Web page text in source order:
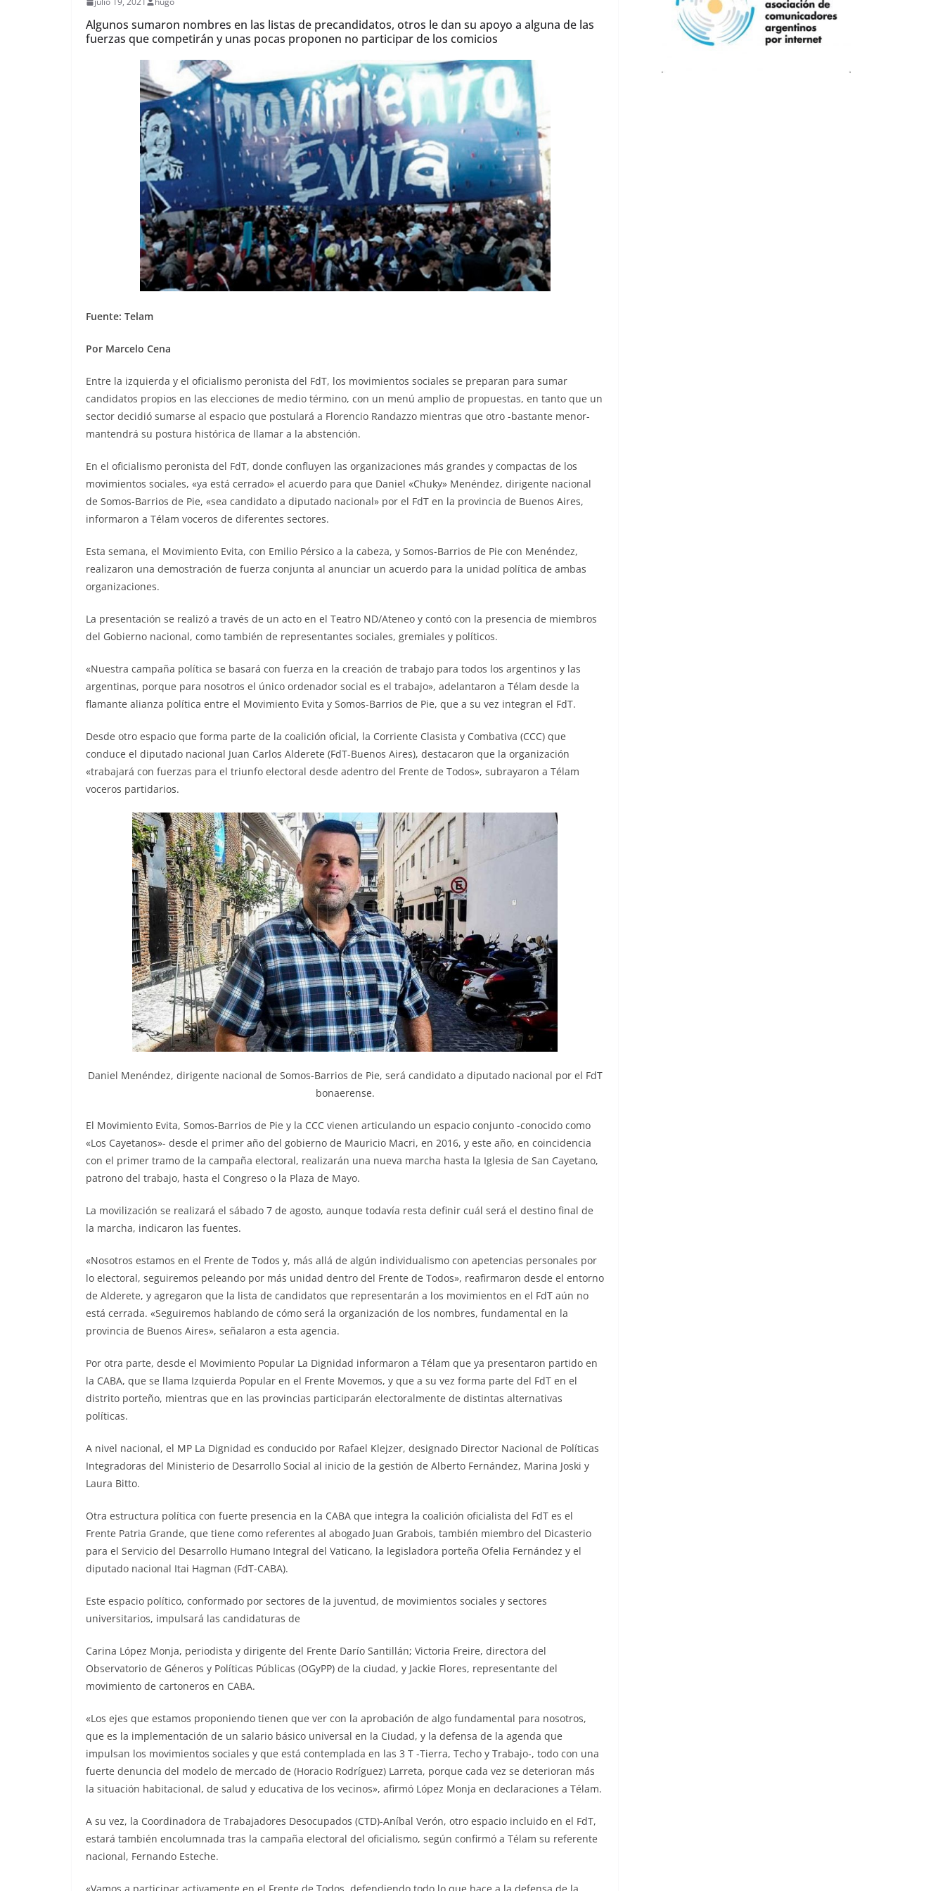
Algunos sumaron nombres en las listas de precandidatos, otros le dan su apoyo a alguna de las
fuerzas que competirán y unas pocas proponen no participar de los comicios
Fuente: Telam
Por Marcelo Cena
Entre la izquierda y el oficialismo peronista del FdT, los movimientos sociales se preparan para sumar
candidatos propios en las elecciones de medio término, con un menú amplio de propuestas, en tanto que un
sector decidió sumarse al espacio que postulará a Florencio Randazzo mientras que otro -bastante menor-
mantendrá su postura histórica de llamar a la abstención.
En el oficialismo peronista del FdT, donde confluyen las organizaciones más grandes y compactas de los
movimientos sociales, «ya está cerrado» el acuerdo para que Daniel «Chuky» Menéndez, dirigente nacional
de Somos-Barrios de Pie, «sea candidato a diputado nacional» por el FdT en la provincia de Buenos Aires,
informaron a Télam voceros de diferentes sectores.
Esta semana, el Movimiento Evita, con Emilio Pérsico a la cabeza, y Somos-Barrios de Pie con Menéndez,
realizaron una demostración de fuerza conjunta al anunciar un acuerdo para la unidad política de ambas
organizaciones.
La presentación se realizó a través de un acto en el Teatro ND/Ateneo y contó con la presencia de miembros
del Gobierno nacional, como también de representantes sociales, gremiales y políticos.
«Nuestra campaña política se basará con fuerza en la creación de trabajo para todos los argentinos y las
argentinas, porque para nosotros el único ordenador social es el trabajo», adelantaron a Télam desde la
flamante alianza política entre el Movimiento Evita y Somos-Barrios de Pie, que a su vez integran el FdT.
Desde otro espacio que forma parte de la coalición oficial, la Corriente Clasista y Combativa (CCC) que
conduce el diputado nacional Juan Carlos Alderete (FdT-Buenos Aires), destacaron que la organización
«trabajará con fuerzas para el triunfo electoral desde adentro del Frente de Todos», subrayaron a Télam
voceros partidarios.
Daniel Menéndez, dirigente nacional de Somos-Barrios de Pie, será candidato a diputado nacional por el FdT
bonaerense.
El Movimiento Evita, Somos-Barrios de Pie y la CCC vienen articulando un espacio conjunto -conocido como
«Los Cayetanos»- desde el primer año del gobierno de Mauricio Macri, en 2016, y este año, en coincidencia
con el primer tramo de la campaña electoral, realizarán una nueva marcha hasta la Iglesia de San Cayetano,
patrono del trabajo, hasta el Congreso o la Plaza de Mayo.
La movilización se realizará el sábado 7 de agosto, aunque todavía resta definir cuál será el destino final de
la marcha, indicaron las fuentes.
«Nosotros estamos en el Frente de Todos y, más allá de algún individualismo con apetencias personales por
lo electoral, seguiremos peleando por más unidad dentro del Frente de Todos», reafirmaron desde el entorno
de Alderete, y agregaron que la lista de candidatos que representarán a los movimientos en el FdT aún no
está cerrada. «Seguiremos hablando de cómo será la organización de los nombres, fundamental en la
provincia de Buenos Aires», señalaron a esta agencia.
Por otra parte, desde el Movimiento Popular La Dignidad informaron a Télam que ya presentaron partido en
la CABA, que se llama Izquierda Popular en el Frente Movemos, y que a su vez forma parte del FdT en el
distrito porteño, mientras que en las provincias participarán electoralmente de distintas alternativas
políticas.
A nivel nacional, el MP La Dignidad es conducido por Rafael Klejzer, designado Director Nacional de Políticas
Integradoras del Ministerio de Desarrollo Social al inicio de la gestión de Alberto Fernández, Marina Joski y
Laura Bitto.
Otra estructura política con fuerte presencia en la CABA que integra la coalición oficialista del FdT es el
Frente Patria Grande, que tiene como referentes al abogado Juan Grabois, también miembro del Dicasterio
para el Servicio del Desarrollo Humano Integral del Vaticano, la legisladora porteña Ofelia Fernández y el
diputado nacional Itai Hagman (FdT-CABA).
Este espacio político, conformado por sectores de la juventud, de movimientos sociales y sectores
universitarios, impulsará las candidaturas de
Carina López Monja, periodista y dirigente del Frente Darío Santillán; Victoria Freire, directora del
Observatorio de Géneros y Políticas Públicas (OGyPP) de la ciudad, y Jackie Flores, representante del
movimiento de cartoneros en CABA.
«Los ejes que estamos proponiendo tienen que ver con la aprobación de algo fundamental para nosotros,
que es la implementación de un salario básico universal en la Ciudad, y la defensa de la agenda que
impulsan los movimientos sociales y que está contemplada en las 3 T -Tierra, Techo y Trabajo-, todo con una
fuerte denuncia del modelo de mercado de (Horacio Rodríguez) Larreta, porque cada vez se deterioran más
la situación habitacional, de salud y educativa de los vecinos», afirmó López Monja en declaraciones a Télam.
A su vez, la Coordinadora de Trabajadores Desocupados (CTD)-Aníbal Verón, otro espacio incluido en el FdT,
estará también encolumnada tras la campaña electoral del oficialismo, según confirmó a Télam su referente
nacional, Fernando Esteche.